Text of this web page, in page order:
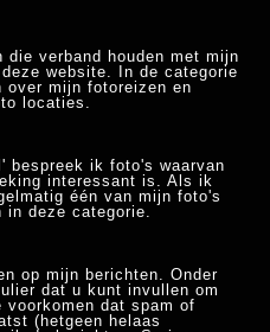
die verband houden met mijn
website. In de categorie
over mijn fotoreizen en
locaties.
bespreek ik foto's waarvan
interessant is. Als ik
één van mijn foto's
in deze categorie.
op mijn berichten. Onder
dat u kunt invullen om
dat spam of
(hetgeen helaas